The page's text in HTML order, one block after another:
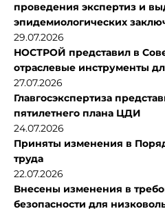
проведения экспертиз и
эпидемиологических
29.07.2026
НОСТРОЙ представил в
отраслевые инструменты
27.07.2026
Главгосэкспертиза
пятилетнего плана ЦДИ
24.07.2026
Приняты изменения в
труда
22.07.2026
Внесены изменения в
безопасности для